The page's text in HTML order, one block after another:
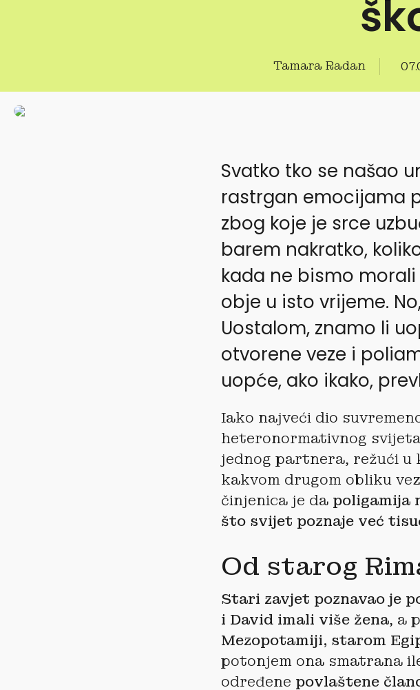
Tamara Radan
Svatko tko se našao
rastrgan emocijama
zbog koje je srce
barem nakratko,
kada ne bismo
obje u isto vrijeme.
Uostalom, znamo li
otvorene veze i
uopće, ako ikako,
Iako najveći dio
heteronormativnog
jednog partnera, režući u
kakvom drugom obliku
činjenica je da poligamija
što svijet poznaje već
Od starog
Stari zavjet poznavao je
i David imali više žena, a
Mezopotamiji, starom
potonjem ona smatrana
određene povlaštene